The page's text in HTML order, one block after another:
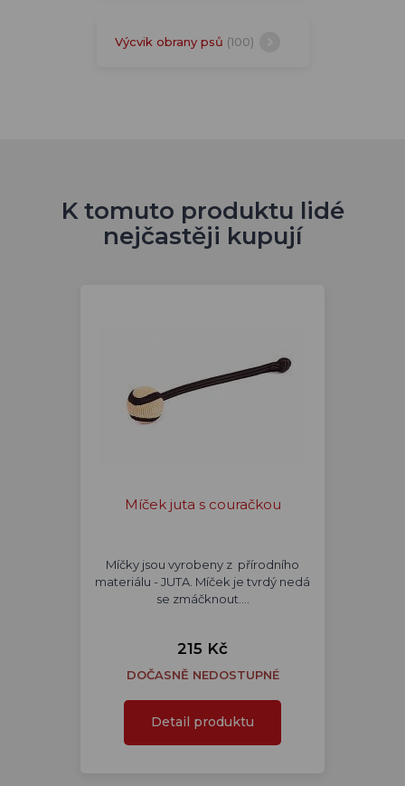
Výcvik obrany psů (100)
K tomuto produktu lidé
nejčastěji kupují
Míček juta s couračkou
Míčky jsou vyrobeny z přírodního
materiálu - JUTA. Míček je tvrdý nedá
se zmáčknout.…
215 Kč
DOČASNĚ NEDOSTUPNÉ
Detail produktu